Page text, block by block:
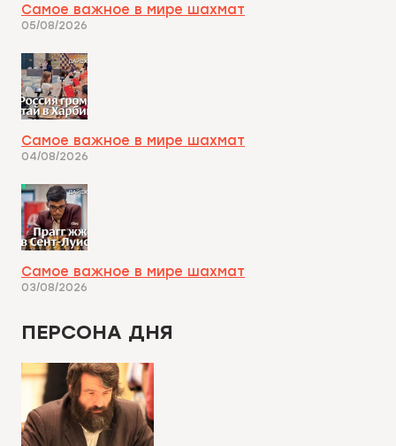
Самое важное в мире шахмат
05/08/2026
Самое важное в мире шахмат
04/08/2026
Самое важное в мире шахмат
03/08/2026
ПЕРСОНА ДНЯ